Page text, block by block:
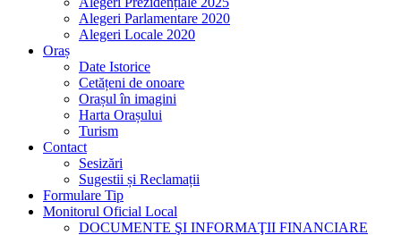
Alegeri Parlamentare 2020
Alegeri Locale 2020
Oraș
Date Istorice
Cetățeni de onoare
Orașul în imagini
Harta Orașului
Turism
Contact
Sesizări
Sugestii și Reclamații
Formulare Tip
Monitorul Oficial Local
DOCUMENTE ŞI INFORMAŢII FINANCIARE